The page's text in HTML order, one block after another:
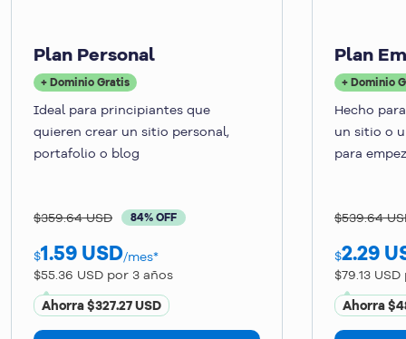
Plan Personal
+ Dominio Gratis
Ideal para principiantes que
quieren crear un sitio personal,
portafolio o blog
$359.64 USD 84% OFF
$1.59 USD/mes*
$55.36 USD por 3 años
Ahorra $327.27 USD
Plan
+ Dominio
Hecho
un sitio o
para
$539.64
$2.29
$79.13
Ahorra